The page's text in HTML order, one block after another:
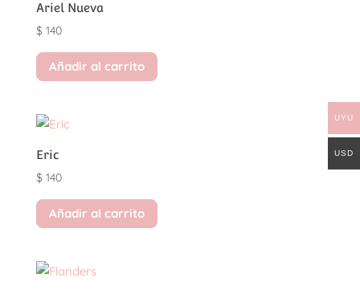
Ariel Nueva
$140
Añadir al carrito
Eric
$140
Añadir al carrito
UYU
USD